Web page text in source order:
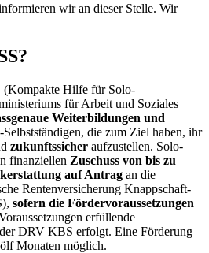
wir an dieser Stelle. Wir
(Kompakte Hilfe für Solo-
für Arbeit und Soziales
Weiterbildungen und
die zum Ziel haben, ihr
zukunftssicher aufzustellen. Solo-
finanziellen Zuschuss von bis zu
auf Antrag an die
Rentenversicherung Knappschaft-
sofern die Fördervoraussetzungen
erfüllende
DRV KBS erfolgt. Eine Förderung
Monaten möglich.